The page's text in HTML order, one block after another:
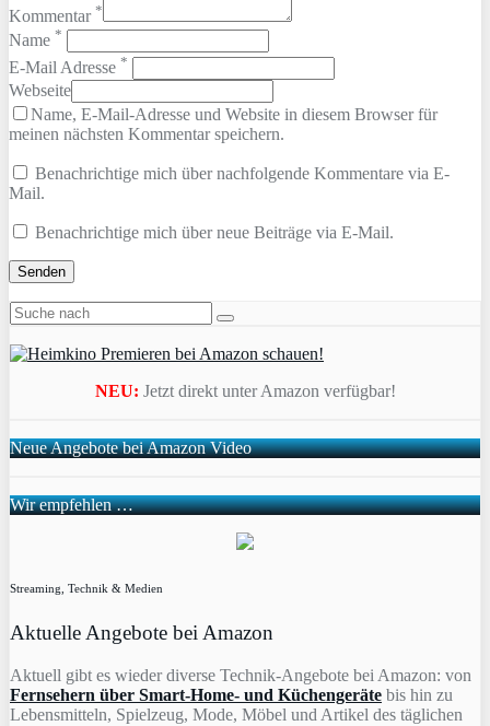
Kommentar *
Name *
E-Mail Adresse *
Webseite
Name, E-Mail-Adresse und Website in diesem Browser für
meinen nächsten Kommentar speichern.
Benachrichtige mich über nachfolgende Kommentare via E-
Mail.
Benachrichtige mich über neue Beiträge via E-Mail.
NEU: Jetzt direkt unter Amazon verfügbar!
Neue Angebote bei Amazon Video
Wir empfehlen …
Streaming, Technik & Medien
Aktuelle Angebote bei Amazon
Aktuell gibt es wieder diverse Technik-Angebote bei Amazon: von
Fernsehern über Smart-Home- und Küchengeräte bis hin zu
Lebensmitteln, Spielzeug, Mode, Möbel und Artikel des täglichen